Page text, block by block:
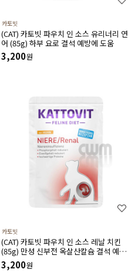
카토빗
(CAT) 카토빗 파우치 인 소스 유리너리 연
어 (85g) 하부 요로 결석 예방에 도움
3,200원
카토빗
(CAT) 카토빗 파우치 인 소스 레날 치킨
(85g) 만성 신부전 옥살산칼슘 결석 예방
에 도움
3,200원